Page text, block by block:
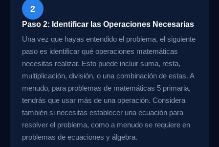
2
Paso 2: Identificar las Operaciones Necesarias
Una vez que hayas entendido el problema, el siguiente
paso es identificar qué operaciones matemáticas
necesitas realizar. Esto puede incluir suma, resta,
multiplicación, división, o una combinación de estas. A
menudo, para problemas de matemáticas 5 primaria,
tendrás que usar más de una operación. Considera
también si necesitas establecer una ecuación para
resolver el problema, como a menudo se requiere en
problemas de ecuaciones y álgebra.